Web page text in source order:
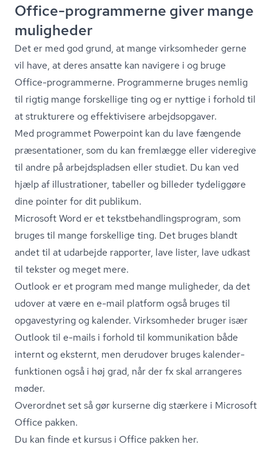
Office-programmerne giver mange
muligheder
Det er med god grund, at mange virksomheder gerne
vil have, at deres ansatte kan navigere i og bruge
Office-programmerne. Programmerne bruges nemlig
til rigtig mange forskellige ting og er nyttige i forhold til
at strukturere og effektivisere arbejdsopgaver.
Med programmet Powerpoint kan du lave fængende
præsentationer, som du kan fremlægge eller videregive
til andre på arbejdspladsen eller studiet. Du kan ved
hjælp af illustrationer, tabeller og billeder tydeliggøre
dine pointer for dit publikum.
Microsoft Word er et tekst­be­hand­lings­pro­gram, som
bruges til mange forskellige ting. Det bruges blandt
andet til at udarbejde rapporter, lave lister, lave udkast
til tekster og meget mere.
Outlook er et program med mange muligheder, da det
udover at være en e-mail platform også bruges til
opgavestyring og kalender. Virksomheder bruger især
Outlook til e-mails i forhold til kommunikation både
internt og eksternt, men derudover bruges ka­len­der­
funk­tio­nen også i høj grad, når der fx skal arrangeres
møder.
Overordnet set så gør kurserne dig stærkere i Microsoft
Office pakken.
Du kan finde et kursus i Office pakken her.